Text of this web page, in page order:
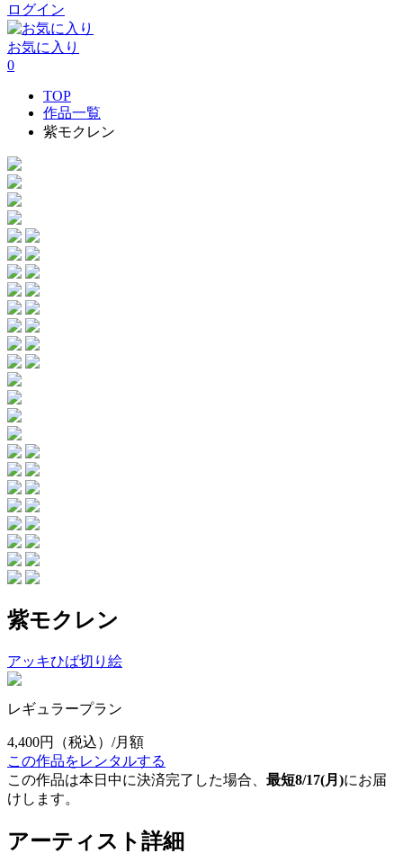
ログイン
お気に入り
0
TOP
作品一覧
紫モクレン
紫モクレン
アッキひば切り絵
レギュラープラン
4,400円
（税込）/月額
この作品をレンタルする
この作品は本日中に決済完了した場合、 最短8/17(月)にお届
けします。
アーティスト詳細